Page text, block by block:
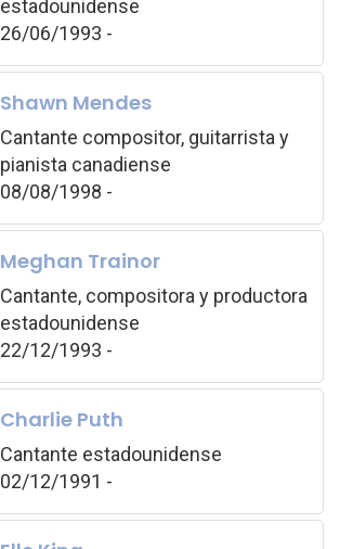
estadounidense
26/06/1993 -
Shawn Mendes
Cantante compositor, guitarrista y
pianista canadiense
08/08/1998 -
Meghan Trainor
Cantante, compositora y productora
estadounidense
22/12/1993 -
Charlie Puth
Cantante estadounidense
02/12/1991 -